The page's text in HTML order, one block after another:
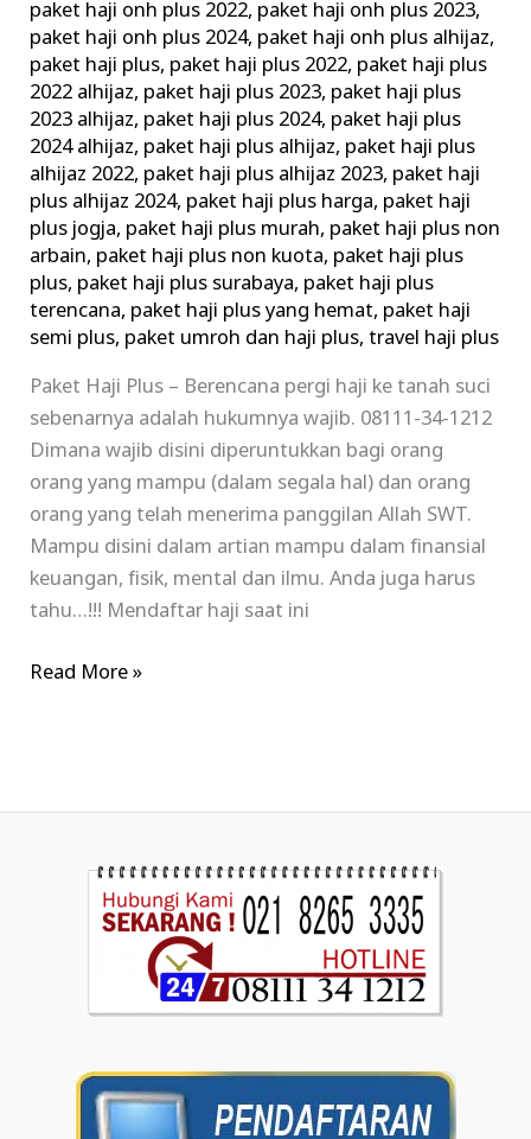
paket haji onh plus 2022, paket haji onh plus 2023,
paket haji onh plus 2024, paket haji onh plus alhijaz,
paket haji plus, paket haji plus 2022, paket haji plus
2022 alhijaz, paket haji plus 2023, paket haji plus
2023 alhijaz, paket haji plus 2024, paket haji plus
2024 alhijaz, paket haji plus alhijaz, paket haji plus
alhijaz 2022, paket haji plus alhijaz 2023, paket haji
plus alhijaz 2024, paket haji plus harga, paket haji
plus jogja, paket haji plus murah, paket haji plus non
arbain, paket haji plus non kuota, paket haji plus
plus, paket haji plus surabaya, paket haji plus
terencana, paket haji plus yang hemat, paket haji
semi plus, paket umroh dan haji plus,travel haji plus
Paket Haji Plus – Berencana pergi haji ke tanah suci
sebenarnya adalah hukumnya wajib. 08111-34-1212
Dimana wajib disini diperuntukkan bagi orang
orang yang mampu (dalam segala hal) dan orang
orang yang telah menerima panggilan Allah SWT.
Mampu disini dalam artian mampu dalam finansial
keuangan, fisik, mental dan ilmu. Anda juga harus
tahu…!!! Mendaftar haji saat ini
Read More »